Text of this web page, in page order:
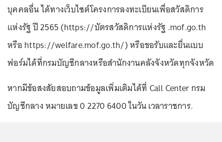
บุคคลอื่น ได้ทางเว็บไซต์โครงการลงทะเบียนเพื่อสวัสดิการ
แห่งรัฐ ปี 2565 (https://บัตรสวัสดิการแห่งรัฐ .mof.go.th
หรือ https://welfare.mof.go.th/) หรือขอรับและยื่นแบบ
ฟอร์มได้ที่กรมบัญชีกลางหรือสำนักงานคลังจังหวัดทุกจังหวัด
หากมีข้อสงสัยสอบถามข้อมูลเพิ่มเติมได้ที่ Call Center กรม
บัญชีกลาง หมายเลข 0 2270 6400 ในวัน เวลาราชการ.